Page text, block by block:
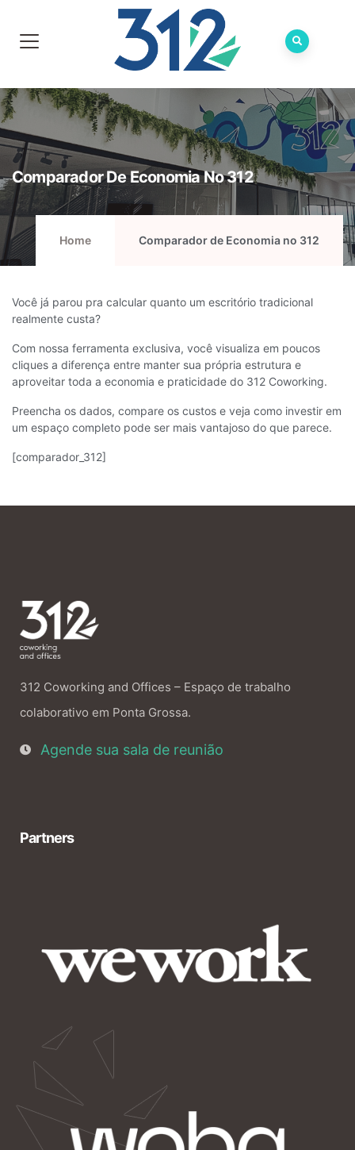
Comparador De Economia No 312
Home Comparador de Economia no 312
Você já parou pra calcular quanto um escritório tradicional
realmente custa?
Com nossa ferramenta exclusiva, você visualiza em poucos
cliques a diferença entre manter sua própria estrutura e
aproveitar toda a economia e praticidade do 312 Coworking.
Preencha os dados, compare os custos e veja como investir em
um espaço completo pode ser mais vantajoso do que parece.
[comparador_312]
312 Coworking and Offices – Espaço de trabalho
colaborativo em Ponta Grossa.
Agende sua sala de reunião
Partners